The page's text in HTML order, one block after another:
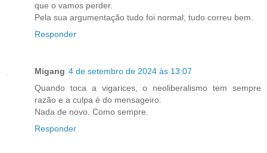
que o vamos perder.
Pela sua argumentação tudo foi normal, tudo correu bem.
Responder
Migang 4 de setembro de 2024 às 13:07
Quando toca a vigarices, o neoliberalismo tem sempre
razão e a culpa é do mensageiro.
Nada de novo. Como sempre.
Responder